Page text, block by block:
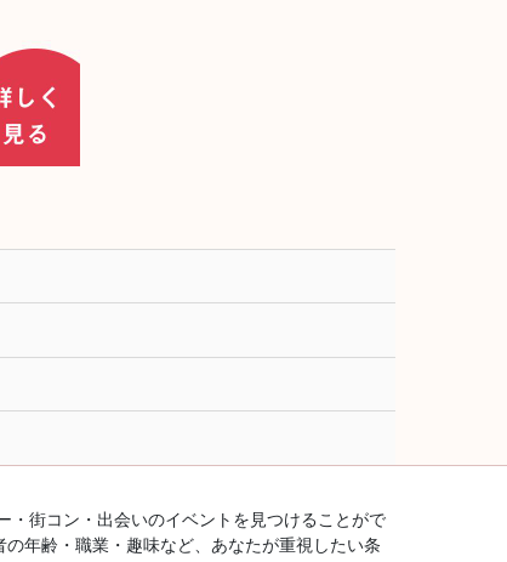
街コン・出会いのイベントを見つけることがで
年齢・職業・趣味など、あなたが重視したい条